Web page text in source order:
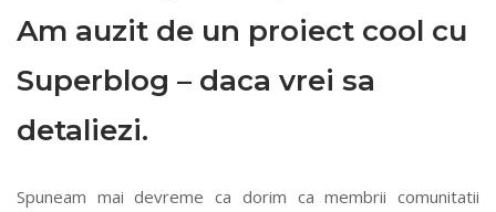
Am auzit de un proiect cool cu
Superblog – daca vrei sa
detaliezi.
Spuneam mai devreme ca dorim ca membrii comunitatii